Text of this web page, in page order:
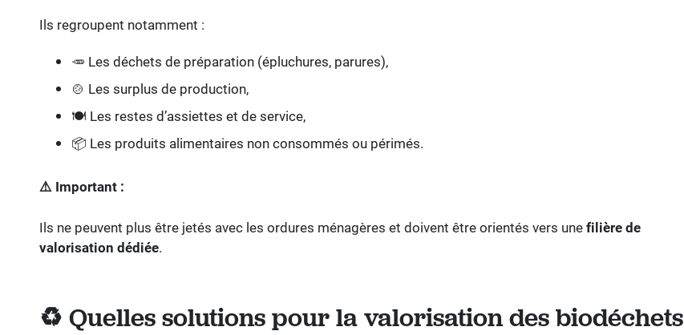
Ils regroupent notamment :
🥕 Les déchets de préparation (épluchures, parures),
🍲 Les surplus de production,
🍽️ Les restes d’assiettes et de service,
📦 Les produits alimentaires non consommés ou périmés.
⚠️Important :
Ils ne peuvent plus être jetés avec les ordures ménagères et doivent être orientés vers unefilière de
valorisation dédiée.
♻️ Quelles solutions pour la valorisation des biodéchets